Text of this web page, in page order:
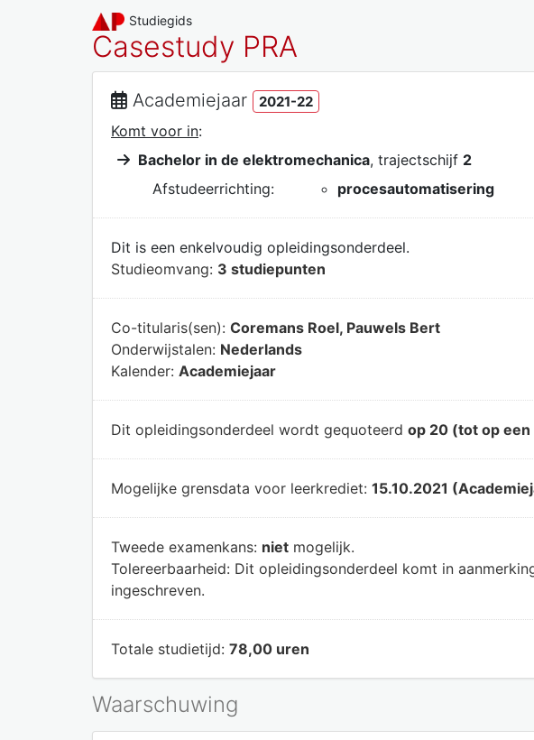
Studiegids
Casestudy PRA
Academiejaar 2021-22
Komt voor in:
Bachelor in de elektromechanica, trajectschijf 2
Afstudeerrichting:
procesautomatisering
Dit is een enkelvoudig opleidingsonderdeel.
Studieomvang: 3 studiepunten
Co-titularis(sen): Coremans Roel, Pauwels Bert
Onderwijstalen: Nederlands
Kalender: Academiejaar
Dit opleidingsonderdeel wordt gequoteerd op 20 (tot op
Mogelijke grensdata voor leerkrediet: 15.10.2021
Tweede examenkans: niet mogelijk.
Tolereerbaarheid: Dit opleidingsonderdeel komt in
ingeschreven.
Totale studietijd: 78,00 uren
Waarschuwing